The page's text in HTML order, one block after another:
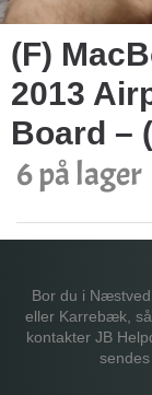
(F)
2013
Board –
6 på lager
Bor du i
eller Karrebæk,
kontakter JB